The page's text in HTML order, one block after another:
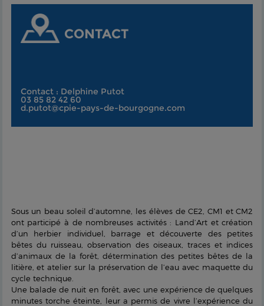
CONTACT
Contact : Delphine Putot
03 85 82 42 60
d.putot@cpie-pays-de-bourgogne.com
Sous un beau soleil d’automne, les élèves de CE2, CM1 et CM2
ont participé à de nombreuses activités : Land’Art et création
d’un herbier individuel, barrage et découverte des petites
bêtes du ruisseau, observation des oiseaux, traces et indices
d’animaux de la forêt, détermination des petites bêtes de la
litière, et atelier sur la préservation de l’eau avec maquette du
cycle technique.
Une balade de nuit en forêt, avec une expérience de quelques
minutes torche éteinte, leur a permis de vivre l’expérience du